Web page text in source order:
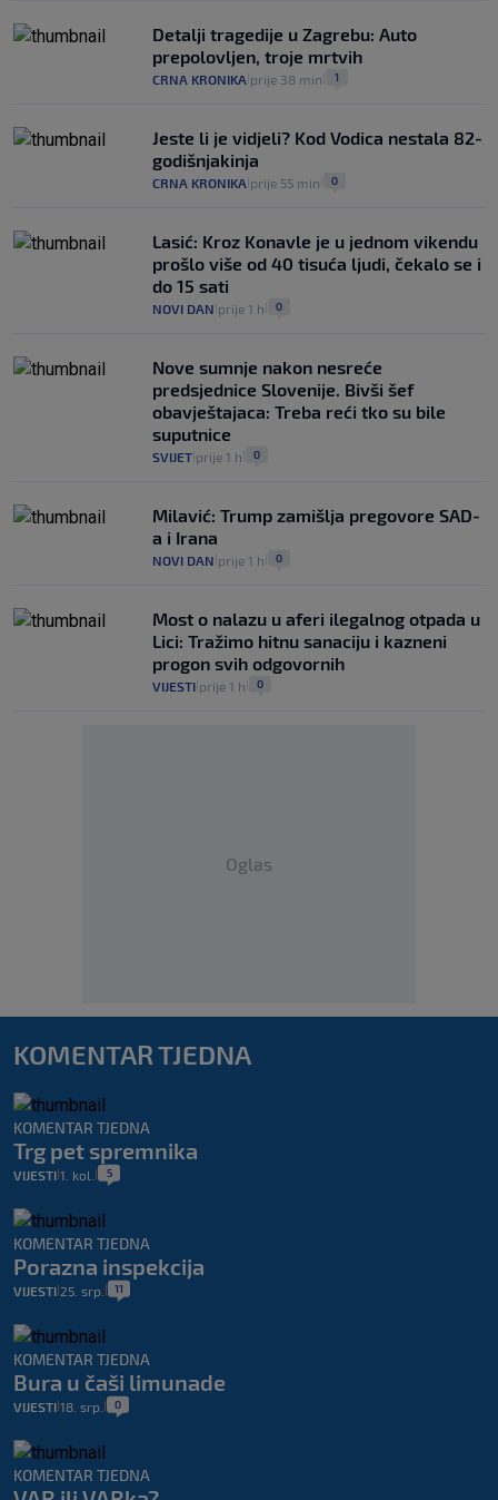
Detalji tragedije u Zagrebu: Auto
prepolovljen, troje mrtvih
CRNA KRONIKA prije 38 min 1
Jeste li je vidjeli? Kod Vodica nestala 82-
godišnjakinja
CRNA KRONIKA prije 55 min 0
Lasić: Kroz Konavle je u jednom vikendu
prošlo više od 40 tisuća ljudi, čekalo se i
do 15 sati
NOVI DAN prije 1 h 0
Nove sumnje nakon nesreće
predsjednice Slovenije. Bivši šef
obavještajaca: Treba reći tko su bile
suputnice
SVIJET prije 1 h 0
Milavić: Trump zamišlja pregovore SAD-
a i Irana
NOVI DAN prije 1 h 0
Most o nalazu u aferi ilegalnog otpada u
Lici: Tražimo hitnu sanaciju i kazneni
progon svih odgovornih
VIJESTI prije 1 h 0
Oglas
KOMENTAR TJEDNA
KOMENTAR TJEDNA
Trg pet spremnika
VIJESTI 1. kol. 5
KOMENTAR TJEDNA
Porazna inspekcija
VIJESTI 25. srp. 11
KOMENTAR TJEDNA
Bura u čaši limunade
VIJESTI 18. srp. 0
KOMENTAR TJEDNA